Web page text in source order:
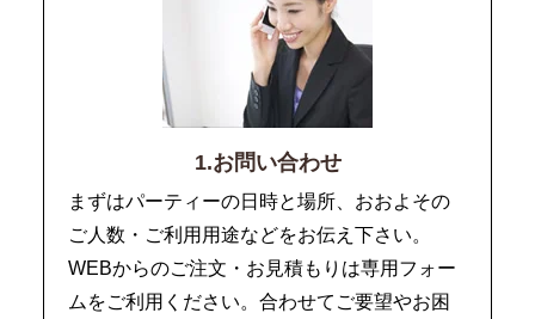
1.お問い合わせ
まずはパーティーの日時と場所、おおよその
ご人数・ご利用用途などをお伝え下さい。
WEBからのご注文・お見積もりは専用フォー
ムをご利用ください。合わせてご要望やお困